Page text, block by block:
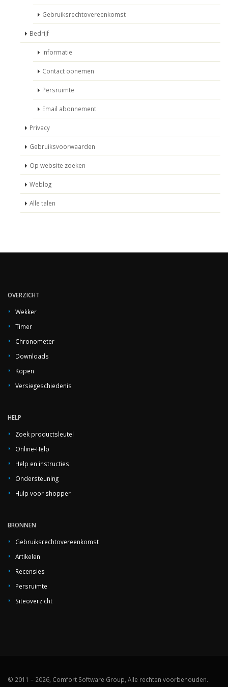
Gebruiksrechtovereenkomst
Bedrijf
Informatie
Contact opnemen
Persruimte
Email abonnement
Privacy
Gebruiksvoorwaarden
Op website zoeken
Weblog
Alle talen
OVERZICHT
Wekker
Timer
Chronometer
Downloads
Kopen
Versiegeschiedenis
HELP
Zoek productsleutel
Online-Help
Help en instructies
Ondersteuning
Hulp voor shopper
BRONNEN
Gebruiksrechtovereenkomst
Artikelen
Recensies
Persruimte
Siteoverzicht
© 2011 – 2026, Comfort Software Group, Alle rechten voorbehouden.